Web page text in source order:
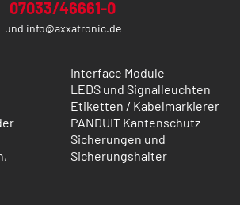
07033/46661-0
und info@axxatronic.de
Interface Module
LEDS und Signalleuchten
Etiketten / Kabelmarkierer
PANDUIT Kantenschutz
Sicherungen und
Sicherungshalter